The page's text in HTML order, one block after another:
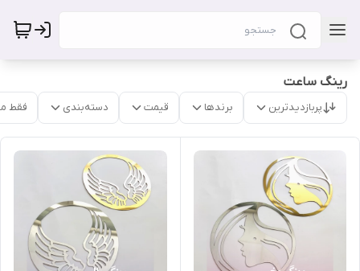
رینگ ساعت
پربازدیدترین برندها قیمت دسته‌بندی فقط